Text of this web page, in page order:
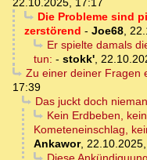
22.10.2025, 17:17
Die Probleme sind
zerstörend - Joe68,
Er spielte damals
tun: - stokk',
Zu einer deiner Fragen
17:39
Das juckt doch
Kein Erdbeben,
Kometeneinschlag,
Ankawor,